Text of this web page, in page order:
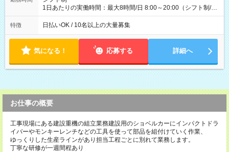
1日あたりの実働時間：最大8時間/日 8:00～20:00（シフト制/実
働8時間） ※週5日勤務（場所次第では週4も有り） ※配達状況
によって時間外での勤務可能性有り ※案件により多少の前後あ
特徴 日払いOK / 10名以上の大量募集
気になる！ 応募する 詳細へ
お仕事の概要
工事現場にある建設重機の組立業務建設用のショベルカーにインパクトドラ
イバーやモンキーレンチなどの工具を使って部品を組付けていく作業、
ゆっくりした生産ラインがあり担当工程ごとに別れて業務します。
丁寧な研修が一週間程あり